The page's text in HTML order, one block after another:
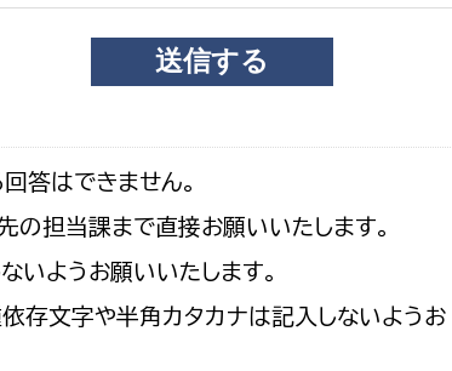
答はできません。
の担当課まで直接お願いいたします。
ようお願いいたします。
存文字や半角カタカナは記入しないようお